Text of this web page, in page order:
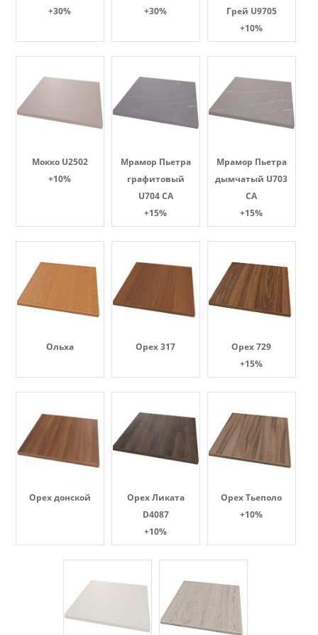
+30% +30%
Грей U9705
+10%
Мокко U2502
+10%
Мрамор Пьетра
графитовый
U704 CA
+15%
Мрамор Пьетра
дымчатый U703
CA
+15%
Ольха Орех 317
Орех 729
+15%
Орех донской
Орех Ликата
D4087
+10%
Орех Тьеполо
+10%